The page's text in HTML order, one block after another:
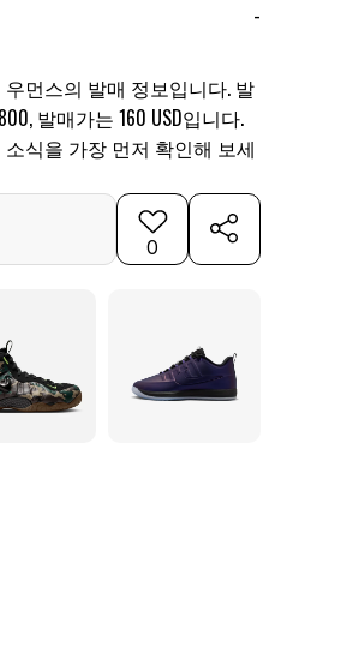
-
먼스의 발매 정보입니다. 발
발매가는 160 USD입니다.
식을 가장 먼저 확인해 보세
0